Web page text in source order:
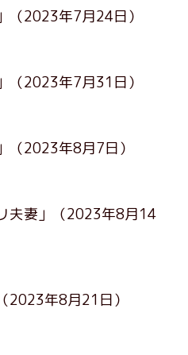
（2023年7月24日）
（2023年7月31日）
（2023年8月7日）
妻」
（2023年8月14
（2023年8月21日）